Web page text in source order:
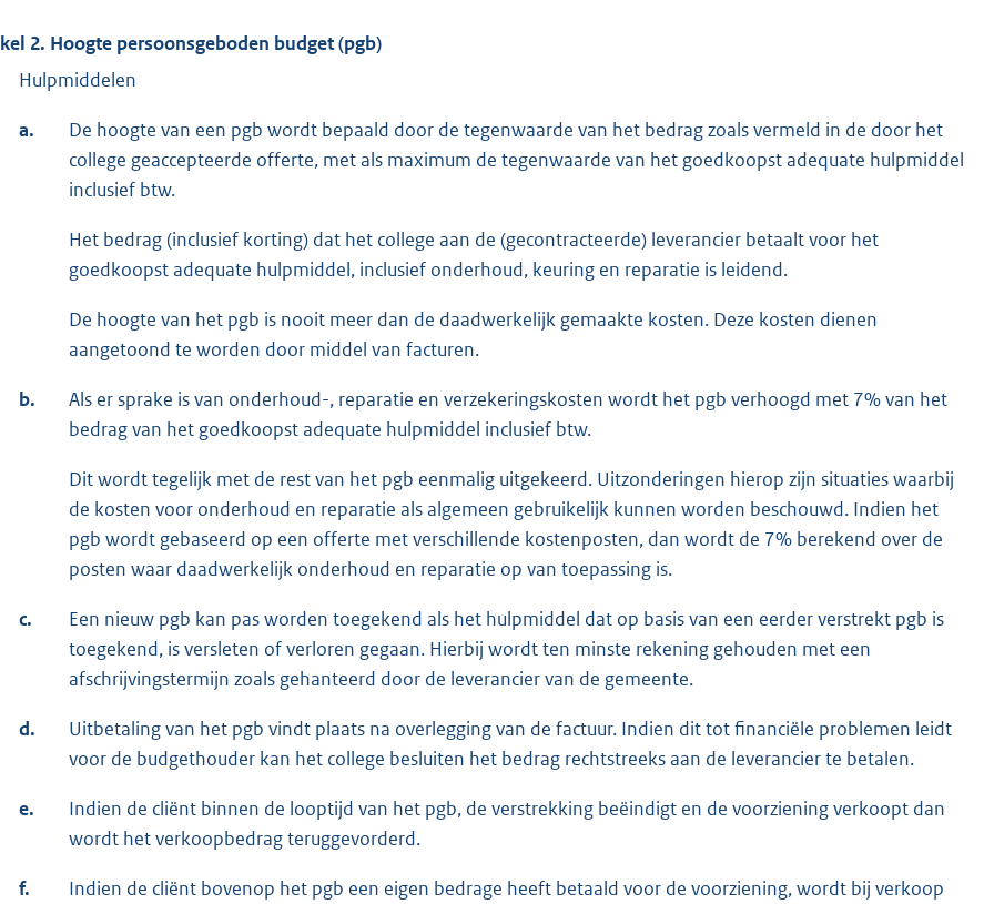
2. Hoogte persoonsgeboden budget (pgb)
Hulpmiddelen
a.
De hoogte van een pgb wordt bepaald door de tegenwaarde van het bedrag zoals vermeld in de door het
college geaccepteerde offerte, met als maximum de tegenwaarde van het goedkoopst adequate hulpmiddel
inclusief btw.
Het bedrag (inclusief korting) dat het college aan de (gecontracteerde) leverancier betaalt voor het
goedkoopst adequate hulpmiddel, inclusief onderhoud, keuring en reparatie is leidend.
De hoogte van het pgb is nooit meer dan de daadwerkelijk gemaakte kosten. Deze kosten dienen
aangetoond te worden door middel van facturen.
b.
Als er sprake is van onderhoud-, reparatie en verzekeringskosten wordt het pgb verhoogd met 7% van het
bedrag van het goedkoopst adequate hulpmiddel inclusief btw.
Dit wordt tegelijk met de rest van het pgb eenmalig uitgekeerd. Uitzonderingen hierop zijn situaties waarbij
de kosten voor onderhoud en reparatie als algemeen gebruikelijk kunnen worden beschouwd. Indien het
pgb wordt gebaseerd op een offerte met verschillende kostenposten, dan wordt de 7% berekend over de
posten waar daadwerkelijk onderhoud en reparatie op van toepassing is.
c.
Een nieuw pgb kan pas worden toegekend als het hulpmiddel dat op basis van een eerder verstrekt pgb is
toegekend, is versleten of verloren gegaan. Hierbij wordt ten minste rekening gehouden met een
afschrijvingstermijn zoals gehanteerd door de leverancier van de gemeente.
d.
Uitbetaling van het pgb vindt plaats na overlegging van de factuur. Indien dit tot financiële problemen leidt
voor de budgethouder kan het college besluiten het bedrag rechtstreeks aan de leverancier te betalen.
e.
Indien de cliënt binnen de looptijd van het pgb, de verstrekking beëindigt en de voorziening verkoopt dan
wordt het verkoopbedrag teruggevorderd.
f.
Indien de cliënt bovenop het pgb een eigen bedrage heeft betaald voor de voorziening, wordt bij verkoop